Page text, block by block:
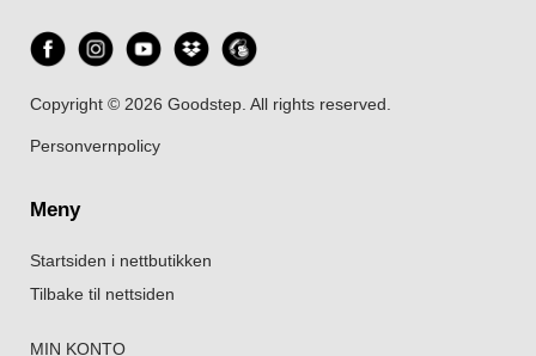
Copyright © 2026 Goodstep. All rights reserved.
Personvernpolicy
Meny
Startsiden i nettbutikken
Tilbake til nettsiden
MIN KONTO